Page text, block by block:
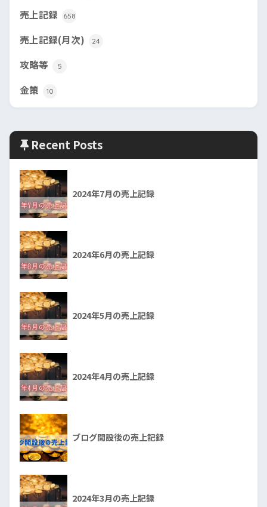
売上記録 658
売上記録(月次) 24
攻略等 5
金策 10
Recent Posts
2024年7月の売上記録
2024年6月の売上記録
2024年5月の売上記録
2024年4月の売上記録
ブログ開設後の売上記録
2024年3月の売上記録